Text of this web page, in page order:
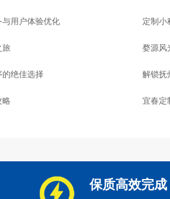
用户体验优化 定制小
旅 婺源风
绝佳选择 解锁抚
略 宜春定
保质高效完成